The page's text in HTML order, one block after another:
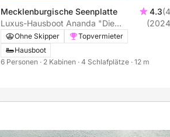
Mecklenburgische Seenplatte 4.3
Luxus-Hausboot Ananda "Die
Glückliche" Führerscheinfrei
(Charterschein)
Ohne Skipper
Topvermieter
Hausboot
6 Personen · 2 Kabinen · 4 Schlafplätze · 12 m